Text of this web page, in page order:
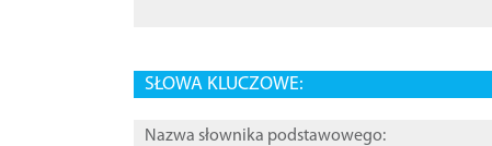
SŁOWA KLUCZOWE:
Nazwa słownika podstawowego: